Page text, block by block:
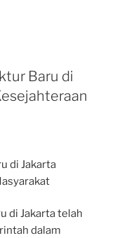
Baru di
di Jakarta
di Jakarta telah
dalam